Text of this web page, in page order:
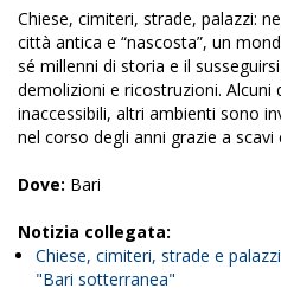
Chiese, cimiteri, strade, palazzi:
città antica e “nascosta”, un
sé millenni di storia e il
demolizioni e ricostruzioni. Alcuni
inaccessibili, altri ambienti sono
nel corso degli anni grazie a scavi
Dove: Bari
Notizia collegata:
Chiese, cimiteri, strade e
"Bari sotterranea"